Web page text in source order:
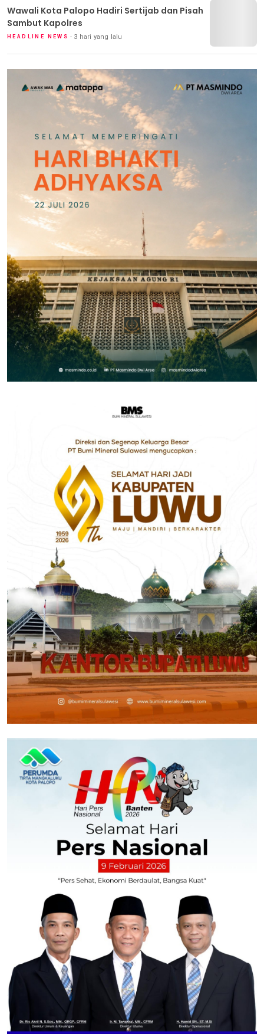
Wawali Kota Palopo Hadiri Sertijab dan Pisah
Sambut Kapolres
HEADLINE NEWS 3 hari yang lalu